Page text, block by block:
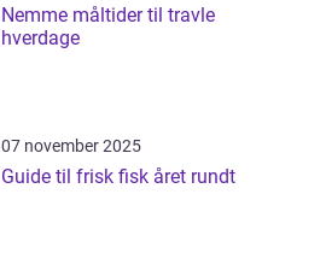
Nemme måltider til travle
hverdage
07 november 2025
Guide til frisk fisk året rundt